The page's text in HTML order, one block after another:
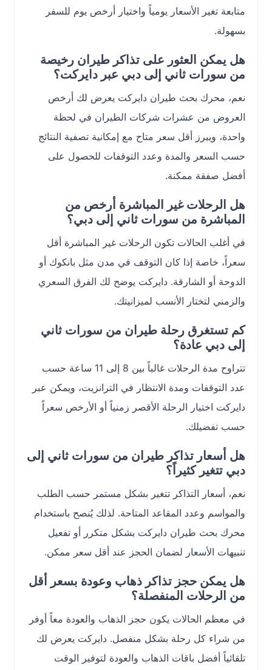
متابعة تغير الأسعار يومياً واختيار أرخص يوم للسفر
بسهولة.
هل يمكن العثور على تذاكر طيران رخيصة
من سورات ثاني إلى دبي عبر دايركت؟
نعم، محرك بحث طيران دايركت يعرض لك أرخص
العروض من عشرات شركات الطيران في لحظة
واحدة، ويبرز أقل سعر متاح مع إمكانية تصفية النتائج
حسب السعر والمدة وعدد التوقفات للحصول على
أفضل صفقة ممكنة.
هل الرحلات غير المباشرة أرخص من
المباشرة من سورات ثاني إلى دبي؟
في أغلب الحالات تكون الرحلات غير المباشرة أقل
سعراً، خاصة إذا كان التوقف في مدن مثل بانكوك أو
الدوحة أو الشارقة. دايركت يوضح لك الفرق السعري
والزمني لتختار الأنسب لميزانيتك.
كم تستغرق رحلة طيران من سورات ثاني
إلى دبي عادة؟
تتراوح مدة الرحلات غالباً بين 8 إلى 11 ساعة حسب
عدد التوقفات ومدة الانتظار في الترانزيت، ويمكن عبر
دايركت اختيار الرحلة الأقصر زمنياً أو الأرخص سعراً
حسب تفضيلك.
هل أسعار تذاكر طيران من سورات ثاني إلى
دبي تتغير كثيراً؟
نعم، أسعار التذاكر تتغير بشكل مستمر حسب الطلب
والمواسم وعدد المقاعد المتاحة. لذلك يُنصح باستخدام
محرك بحث طيران دايركت بشكل متكرر أو تفعيل
تنبيهات الأسعار لضمان الحجز عند أقل سعر ممكن.
هل يمكن حجز تذاكر ذهاب وعودة بسعر أقل
من الرحلات المنفصلة؟
في معظم الحالات يكون حجز الذهاب والعودة معاً أوفر
من شراء كل رحلة بشكل منفصل. دايركت يعرض لك
تلقائياً أفضل باقات الذهاب والعودة لتوفير الوقت